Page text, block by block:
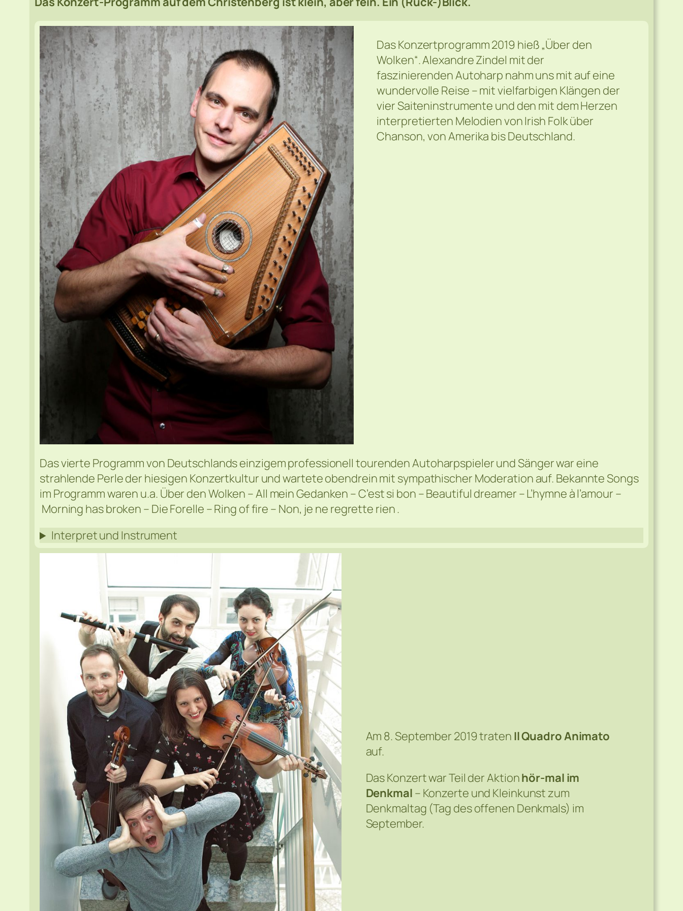
Das Konzertprogramm 2019 hieß „Über den
Wolken“. Alexandre Zindel mit der
faszinierenden Autoharp nahm uns mit auf eine
wundervolle Reise – mit vielfarbigen Klängen der
vier Saiteninstrumente und den mit dem Herzen
interpretierten Melodien von Irish Folk über
Chanson, von Amerika bis Deutschland.
Das vierte Programm von Deutschlands einzigem professionell tourenden Autoharpspieler und Sänger war eine
strahlende Perle der hiesigen Konzertkultur und wartete obendrein mit sympathischer Moderation auf. Bekannte Songs
im Programm waren u.a. Über den Wolken – All mein Gedanken – C’est si bon – Beautiful dreamer – L’hymne à l’amour –
Morning has broken – Die Forelle – Ring of fire – Non, je ne regrette rien.
Interpret und Instrument
Am 8. September 2019 traten Il Quadro Animato
auf.
Das Konzert war Teil der Aktionhör-mal im
Denkmal – Konzerte und Kleinkunst zum
Denkmaltag (Tag des offenen Denkmals) im
September.